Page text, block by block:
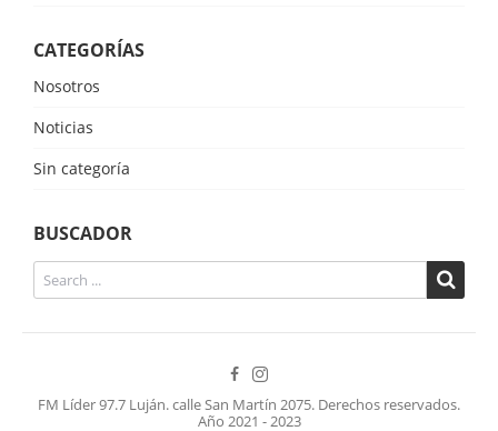
CATEGORÍAS
Nosotros
Noticias
Sin categoría
BUSCADOR
FM Líder 97.7 Luján. calle San Martín 2075. Derechos reservados.
Año 2021 - 2023